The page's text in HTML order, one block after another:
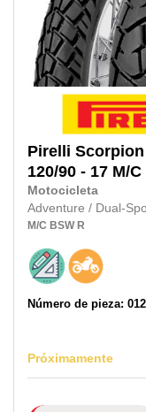
Pirelli Scorpion
120/90 - 17 M/C
Motocicleta
Adventure / Dual-
M/C BSW R
Número de pieza:
Próximamente